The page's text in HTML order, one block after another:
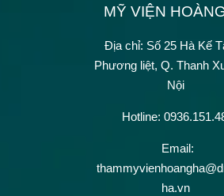
MỸ VIỆN
Địa chỉ: Số 25 Hà Kế
Phương liệt, Q. Thanh
Nội
Hotline:
Email:
ha.vn